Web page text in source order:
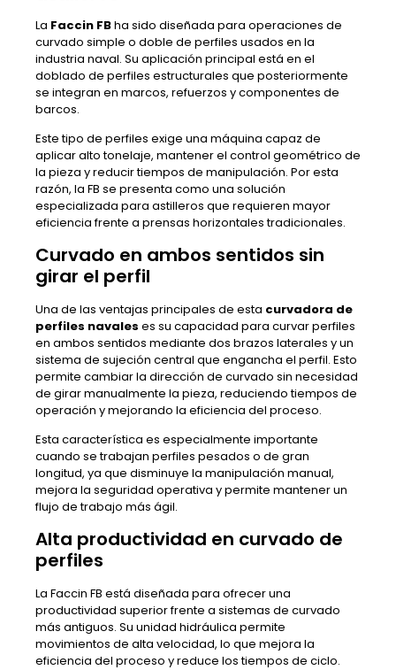
La Faccin FBha sido diseñada para operaciones de
curvado simple o doble de perfiles usados en la
industria naval. Su aplicación principal está en el
doblado de perfiles estructurales que posteriormente
se integran en marcos, refuerzos y componentes de
barcos.
Este tipo de perfiles exige una máquina capaz de
aplicar alto tonelaje, mantener el control geométrico de
la pieza y reducir tiempos de manipulación. Por esta
razón, la FB se presenta como una solución
especializada para astilleros que requieren mayor
eficiencia frente a prensas horizontales tradicionales.
Curvado en ambos sentidos sin
girar el perfil
Una de las ventajas principales de esta curvadora de
perfiles navales es su capacidad para curvar perfiles
en ambos sentidos mediante dos brazos laterales y un
sistema de sujeción central que engancha el perfil. Esto
permite cambiar la dirección de curvado sin necesidad
de girar manualmente la pieza, reduciendo tiempos de
operación y mejorando la eficiencia del proceso.
Esta característica es especialmente importante
cuando se trabajan perfiles pesados o de gran
longitud, ya que disminuye la manipulación manual,
mejora la seguridad operativa y permite mantener un
flujo de trabajo más ágil.
Alta productividad en curvado de
perfiles
La Faccin FB está diseñada para ofrecer una
productividad superior frente a sistemas de curvado
más antiguos. Su unidad hidráulica permite
movimientos de alta velocidad, lo que mejora la
eficiencia del proceso y reduce los tiempos de ciclo.